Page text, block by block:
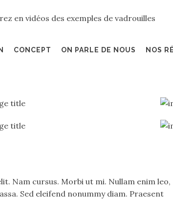
en vidéos des exemples de vadrouilles
CONCEPT ON PARLE DE NOUS NOS
Nam cursus. Morbi ut mi. Nullam enim leo,
Sed eleifend nonummy diam. Praesent